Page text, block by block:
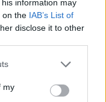
information may
on the IAB’s List of
disclose it to other
my
των ΗΛΕΚΤΩΡ
με τη Motor
στον ιδιωτικό
μόνο 44.000